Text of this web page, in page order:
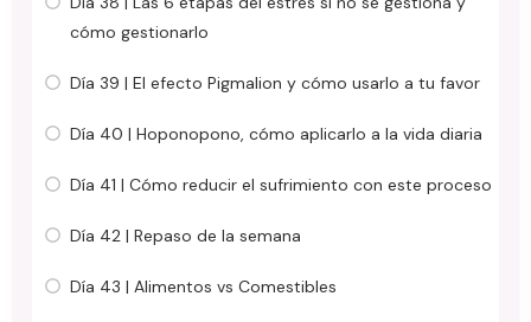
cómo gestionarlo
Día 39 | El efecto Pigmalion y cómo usarlo a tu favor
Día 40 | Hoponopono, cómo aplicarlo a la vida diaria
Día 41 | Cómo reducir el sufrimiento con este proceso
Día 42 | Repaso de la semana
Día 43 | Alimentos vs Comestibles